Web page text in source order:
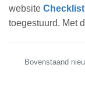
website
toegestuurd. Met
Bovenstaand